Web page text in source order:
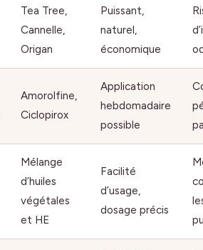
Tea Tree,
Cannelle,
Origan
Puissant,
naturel,
économique
Amorolfine,
Ciclopirox
Application
hebdomadaire
possible
Mélange
d’huiles
végétales
et HE
Facilité
d’usage,
dosage précis